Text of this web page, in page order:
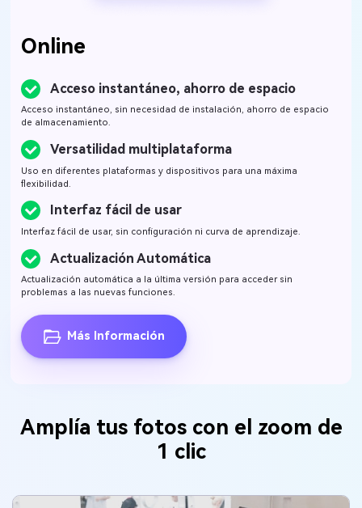
Online
Acceso instantáneo, ahorro de espacio
Acceso instantáneo, sin necesidad de instalación, ahorro de espacio
de almacenamiento.
Versatilidad multiplataforma
Uso en diferentes plataformas y dispositivos para una máxima
flexibilidad.
Interfaz fácil de usar
Interfaz fácil de usar, sin configuración ni curva de aprendizaje.
Actualización Automática
Actualización automática a la última versión para acceder sin
problemas a las nuevas funciones.
Más Información
Amplía tus fotos con el zoom de
1 clic